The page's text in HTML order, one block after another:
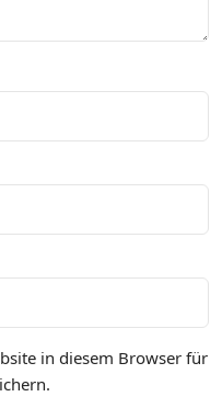
in diesem Browser für